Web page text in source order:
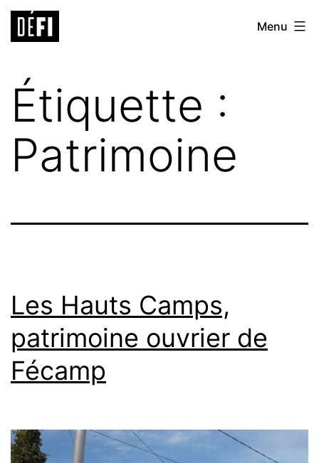
Aller
Défi
Menu
Étiquette :
Patrimoine
Les Hauts Camps,
patrimoine ouvrier de
Fécamp